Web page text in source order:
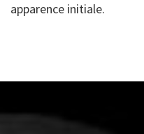
apparence initiale.